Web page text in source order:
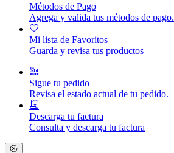
Métodos de Pago
Agrega y valida tus métodos de pago.
Mi lista de Favoritos
Guarda y revisa tus productos
Sigue tu pedido
Revisa el estado actual de tu pedido.
Descarga tu factura
Consulta y descarga tu factura